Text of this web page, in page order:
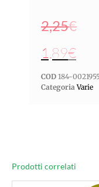
2,25€
1,89€
COD 184-
Categoria Varie
Prodotti correlati